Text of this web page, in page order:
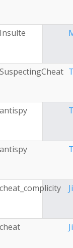
Insulte
SuspectingCheat
antispy
antispy
cheat_complicity
cheat